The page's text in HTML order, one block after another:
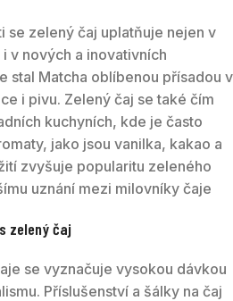
se zelený čaj uplatňuje nejen v
v nových a inovativních
stal Matcha oblíbenou přísadou v
i pivu. Zelený čaj se také čím
kuchyních, kde je často
jako jsou vanilka, kakao a
zvyšuje popularitu zeleného
uznání mezi milovníky čaje
zelený čaj
se vyznačuje vysokou dávkou
Příslušenství a šálky na čaj